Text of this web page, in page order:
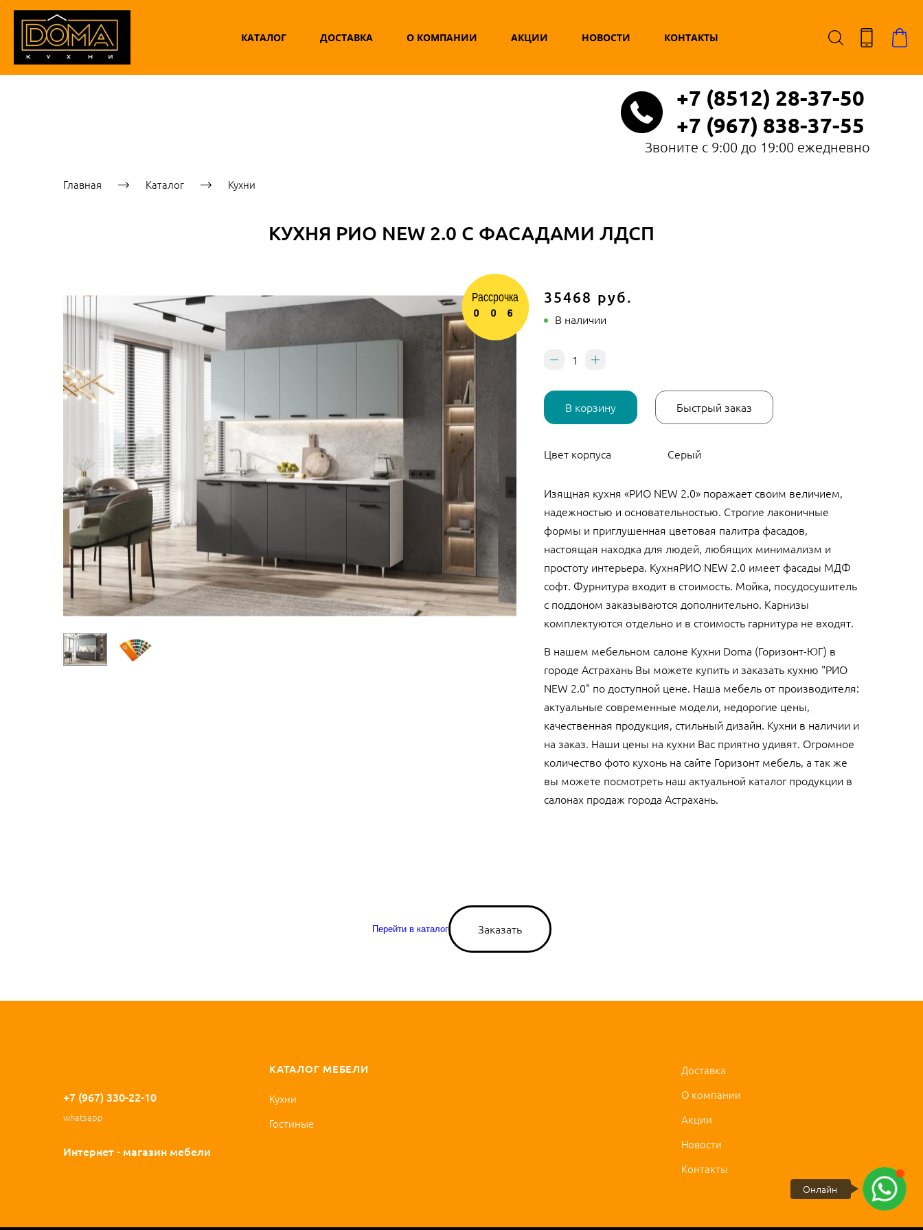
КАТАЛОГ ДОСТАВКА О КОМПАНИИ АКЦИИ НОВОСТИ КОНТАКТЫ
+7 (8512) 28-37-50
Звоните с 9:00 до 19:00 ежедневно
+7 (967) 838-37-55
Главная Каталог Кухни
КУХНЯ РИО NEW 2.0 С ФАСАДАМИ ЛДСП
35468 руб.
В наличии
В корзину Быстрый заказ
Цвет корпуса Серый
Изящная кухня «РИО NEW 2.0» поражает своим величием,
надежностью и основательностью. Строгие лаконичные
формы и приглушенная цветовая палитра фасадов,
настоящая находка для людей, любящих минимализм и
простоту интерьера. КухняРИО NEW 2.0 имеет фасады МДФ
софт. Фурнитура входит в стоимость. Мойка, посудосушитель
с поддоном заказываются дополнительно. Карнизы
комплектуются отдельно и в стоимость гарнитура не входят.
В нашем мебельном салоне Кухни Doma (Горизонт-ЮГ) в
городе Астрахань Вы можете купить и заказать кухню "РИО
NEW 2.0" по доступной цене. Наша мебель от производителя:
актуальные современные модели, недорогие цены,
качественная продукция, стильный дизайн. Кухни в наличии и
на заказ. Наши цены на кухни Вас приятно удивят. Огромное
количество фото кухонь на сайте Горизонт мебель, а так же
вы можете посмотреть наш актуальной каталог продукции в
салонах продаж города Астрахань.
Онлайн
Перейти в каталог Заказать
+7 (967) 330-22-10
whatsapp
Интернет - магазин мебели
КАТАЛОГ МЕБЕЛИ
Кухни
Гостиные
Доставка
О компании
Акции
Новости
Контакты